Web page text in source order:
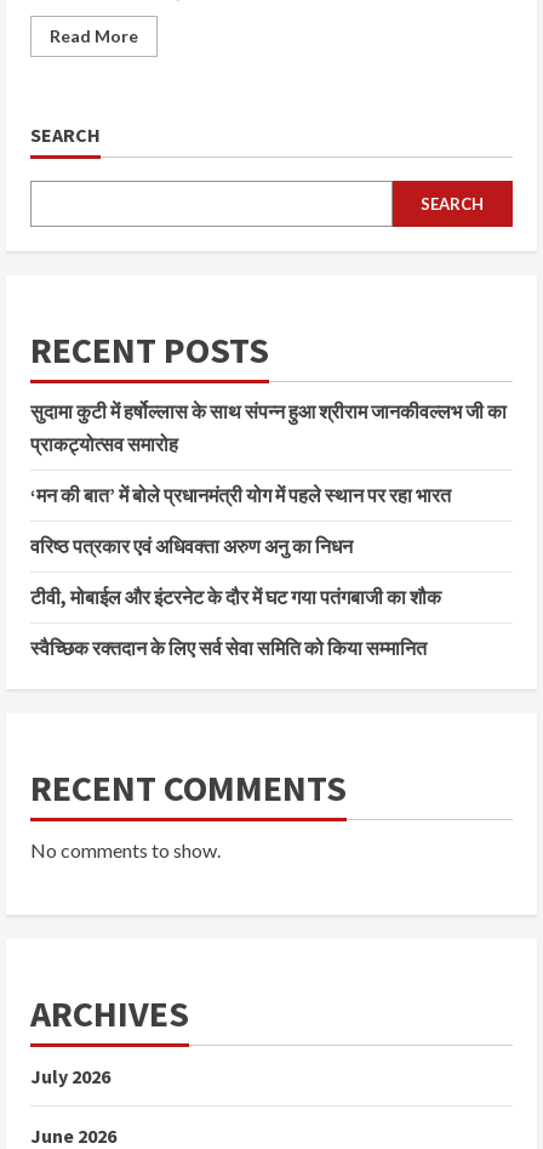
Read More
SEARCH
SEARCH
RECENT POSTS
सुदामा कुटी में हर्षोल्लास के साथ संपन्न हुआ श्रीराम जानकीवल्लभ जी का
प्राकट्योत्सव समारोह
‘मन की बात’ में बोले प्रधानमंत्री योग में पहले स्थान पर रहा भारत
वरिष्ठ पत्रकार एवं अधिवक्ता अरुण अनु का निधन
टीवी, मोबाईल और इंटरनेट के दौर में घट गया पतंगबाजी का शौक
स्वैच्छिक रक्तदान के लिए सर्व सेवा समिति को किया सम्मानित
RECENT COMMENTS
No comments to show.
ARCHIVES
July 2026
June 2026